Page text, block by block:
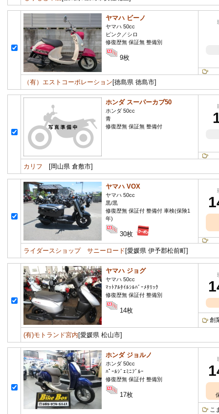
ヤマハ ビーノ
ヤマハ 50cc
ピンク／シロ
修復歴無 保証無 整備別
9枚
（有）エストコーポレーション [徳島県 徳島市]
ホンダ スーパーカブ50
ホンダ 50cc
青
修復歴無 保証無 整備付
カリフ [岡山県 倉敷市]
ヤマハ VOX
ヤマハ 50cc
黒/黒
修復歴無 保証付 整備付 車検(保険1
年)
30枚
ライダースショップ サニーロード [愛媛県 伊予郡松前町]
ヤマハ ジョグ
ヤマハ 50cc
ﾏｯﾄｱﾙﾀｲﾙｼﾙﾊﾞｰﾒﾀﾘｯｸ
修復歴無 保証付 整備別
14枚
創
(有)モトランド宮内 [愛媛県 松山市]
ホンダ ジョルノ
ホンダ 50cc
ﾊﾟｰﾙｼﾞｪﾐﾆﾌﾞﾙｰ
修復歴無 保証付 整備別
17枚
こ